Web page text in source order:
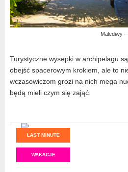
Malediwy
Turystyczne wysepki w archipelagu
obejść spacerowym krokiem, ale to
wczasowiczom grozi na nich mega
będą mieli czym się zająć.
LAST MINUTE
WAKACJE